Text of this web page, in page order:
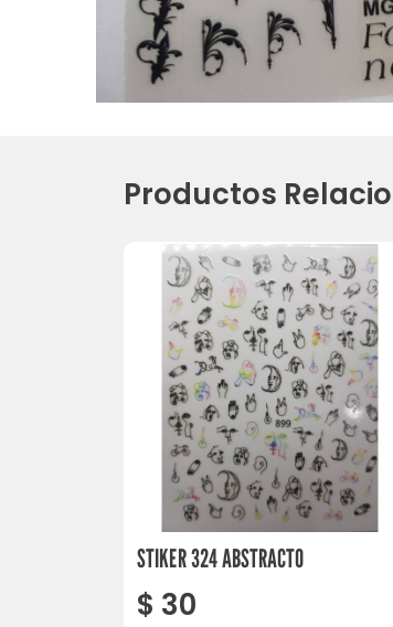
Productos
STIKER 324 ABSTRACTO
$ 30